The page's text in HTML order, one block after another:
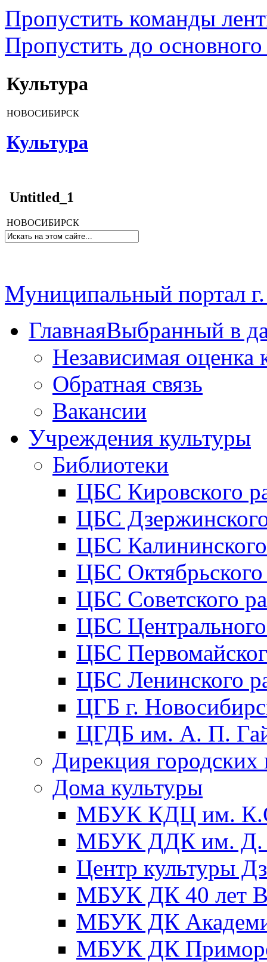
Пропустить команды
Пропустить до основного
Культура
НОВОСИБИРСК
Культура
Untitled_1
НОВОСИБИРСК
Муниципальный портал
ГлавнаяВыбранный в
Независимая оценка
Обратная связь
Вакансии
Учреждения культуры
Библиотеки
ЦБС Кировского
ЦБС
ЦБС
ЦБС
ЦБС Советского
ЦБС
ЦБС
ЦБС Ленинского
ЦГБ г.
ЦГДБ им. А. П.
Дирекция городских
Дома культуры
МБУК КДЦ им.
МБУК ДДК им. Д.
Центр культуры
МБУК ДК 40 лет
МБУК ДК
МБУК ДК